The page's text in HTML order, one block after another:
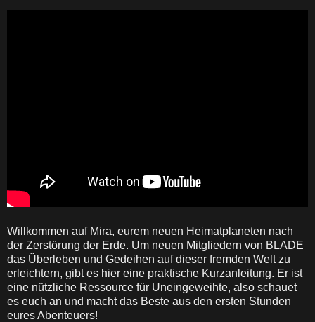
Willkommen auf Mira, eurem neuen Heimatplaneten nach
der Zerstörung der Erde. Um neuen Mitgliedern von BLADE
das Überleben und Gedeihen auf dieser fremden Welt zu
erleichtern, gibt es hier eine praktische Kurzanleitung. Er ist
eine nützliche Ressource für Uneingeweihte, also schauet
es euch an und macht das Beste aus den ersten Stunden
eures Abenteuers!